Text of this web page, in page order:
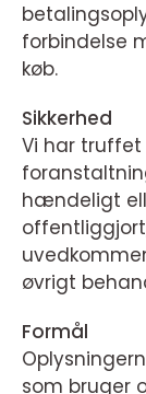
forbindelse
køb.
Sikkerhed
Vi har truffet
hændeligt
øvrigt
Formål
som bruger